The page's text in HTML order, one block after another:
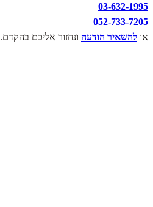
03-632-1995
052-733-7205
או להשאיר הודעה ונחזור אליכם בהקדם.